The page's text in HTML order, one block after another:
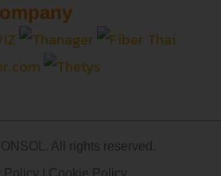
All rights reserved.
Policy
Cookie Policy